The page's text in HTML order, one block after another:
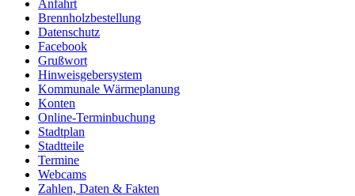
Anfahrt
Brennholzbestellung
Datenschutz
Facebook
Grußwort
Hinweisgebersystem
Kommunale Wärmeplanung
Konten
Online-Terminbuchung
Stadtplan
Stadtteile
Termine
Webcams
Zahlen, Daten & Fakten